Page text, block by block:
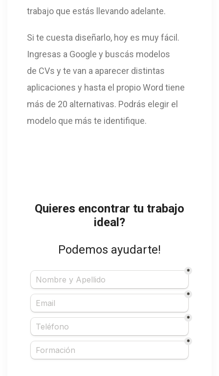
trabajo que estás llevando adelante.
Si te cuesta diseñarlo, hoy es muy fácil.
Ingresas a Google y buscás modelos
de CVs y te van a aparecer distintas
aplicaciones y hasta el propio Word tiene
más de 20 alternativas. Podrás elegir el
modelo que más te identifique.
Quieres encontrar tu trabajo
ideal?
Podemos ayudarte!